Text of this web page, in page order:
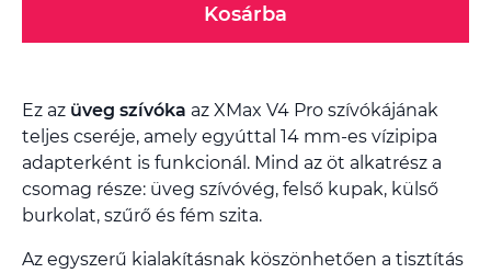
Kosárba
Ez az üveg szívóka az XMax V4 Pro szívókájának
teljes cseréje, amely egyúttal 14 mm-es vízipipa
adapterként is funkcionál. Mind az öt alkatrész a
csomag része: üveg szívóvég, felső kupak, külső
burkolat, szűrő és fém szita.
Az egyszerű kialakításnak köszönhetően a tisztítás